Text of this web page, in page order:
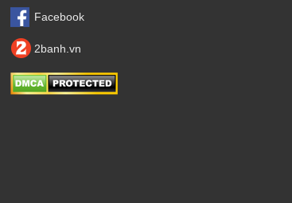
Facebook
2banh.vn